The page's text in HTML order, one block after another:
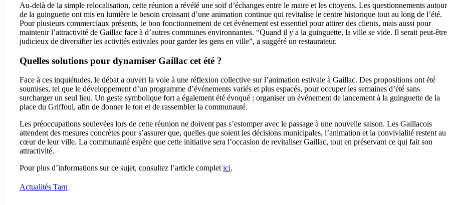
Au-delà de la simple relocalisation, cette réunion a révélé une soif d’échanges entre le maire et les citoyens. Les questionnements autour
de la guinguette ont mis en lumière le besoin croissant d’une animation continue qui revitalise le centre historique tout au long de l’été.
Pour plusieurs commerciaux présents, le bon fonctionnement de cet événement est essentiel pour attirer des clients, mais aussi pour
maintenir l’attractivité de Gaillac face à d’autres communes environnantes. “Quand il y a la guinguette, la ville se vide. Il serait peut-être
judicieux de diversifier les activités estivales pour garder les gens en ville”, a suggéré un restaurateur.
Quelles solutions pour dynamiser Gaillac cet été ?
Face à ces inquiétudes, le débat a ouvert la voie à une réflexion collective sur l’animation estivale à Gaillac. Des propositions ont été
soumises, tel que le développement d’un programme d’événements variés et plus espacés, pour occuper les semaines d’été sans
surcharger un seul lieu. Un geste symbolique fort a également été évoqué : organiser un événement de lancement à la guinguette de la
place du Griffoul, afin de donner le ton et de rassembler la communauté.
Les préoccupations soulevées lors de cette réunion ne doivent pas s’estomper avec le passage à une nouvelle saison. Les Gaillacois
attendent des mesures concrètes pour s’assurer que, quelles que soient les décisions municipales, l’animation et la convivialité restent au
cœur de leur ville. La communauté espère que cette initiative sera l’occasion de revitaliser Gaillac, tout en préservant ce qui fait son
attractivité.
Pour plus d’informations sur ce sujet, consultez l’article completici.
Actualités Tarn